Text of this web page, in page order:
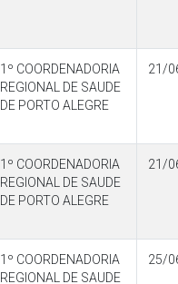
1º COORDENADORIA
REGIONAL DE SAUDE
DE PORTO ALEGRE
21/
1º COORDENADORIA
REGIONAL DE SAUDE
DE PORTO ALEGRE
21/
1º COORDENADORIA
REGIONAL DE SAUDE
25/